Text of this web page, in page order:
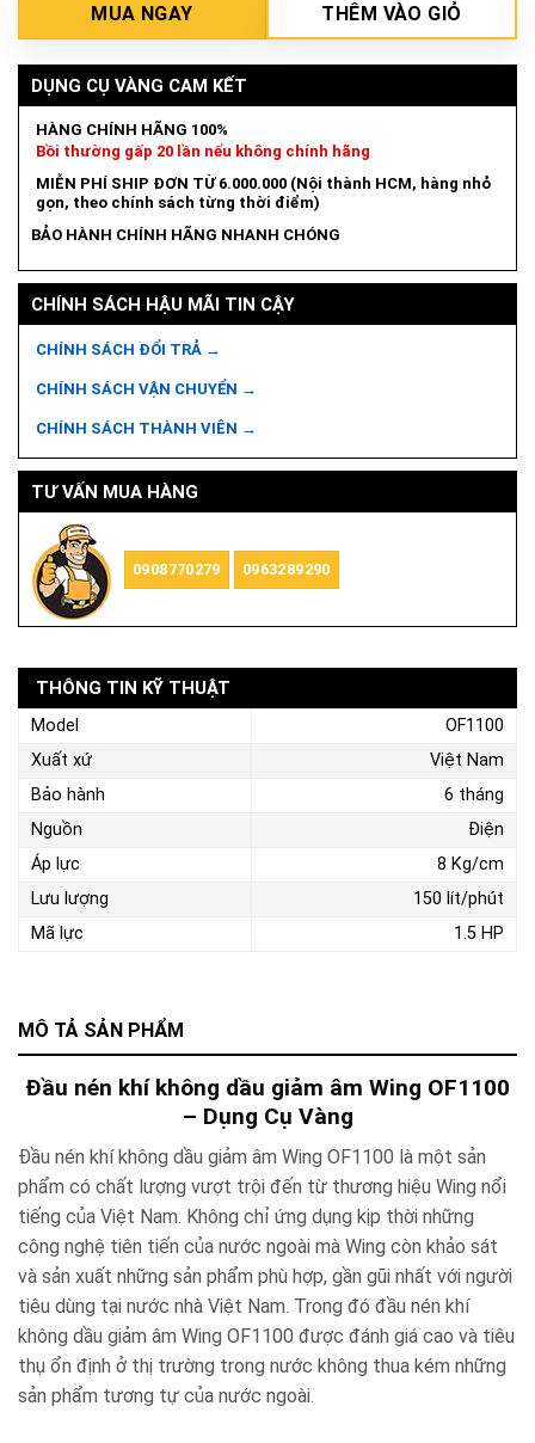
MUA NGAY THÊM VÀO GIỎ
DỤNG CỤ VÀNG CAM KẾT
HÀNG CHÍNH HÃNG 100%
Bồi thường gấp 20 lần nếu không chính hãng
MIỄN PHÍ SHIP ĐƠN TỪ 6.000.000 (Nội thành HCM, hàng nhỏ
gọn, theo chính sách từng thời điểm)
BẢO HÀNH CHÍNH HÃNG NHANH CHÓNG
CHÍNH SÁCH HẬU MÃI TIN CẬY
CHÍNH SÁCH ĐỔI TRẢ →
CHÍNH SÁCH VẬN CHUYỂN →
CHÍNH SÁCH THÀNH VIÊN →
TƯ VẤN MUA HÀNG
0908770279 0963289290
MÔ TẢ SẢN PHẨM
Đầu nén khí không dầu giảm âm Wing OF1100
– Dụng Cụ Vàng
Đầu nén khí không dầu giảm âm Wing OF1100 là một sản
phẩm có chất lượng vượt trội đến từ thương hiệu Wing nổi
tiếng của Việt Nam. Không chỉ ứng dụng kịp thời những
công nghệ tiên tiến của nước ngoài mà Wing còn khảo sát
và sản xuất những sản phẩm phù hợp, gần gũi nhất với người
tiêu dùng tại nước nhà Việt Nam. Trong đó đầu nén khí
không dầu giảm âm Wing OF1100 được đánh giá cao và tiêu
thụ ổn định ở thị trường trong nước không thua kém những
sản phẩm tương tự của nước ngoài.
THÔNG TIN KỸ THUẬT
Model
OF1100
Xuất xứ
Việt Nam
Bảo hành
6 tháng
Nguồn
Điện
Áp lực
8 Kg/cm
Lưu lượng
150 lít/phút
Mã lực
1.5 HP